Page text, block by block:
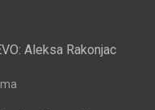
Aleksa Rakonjac